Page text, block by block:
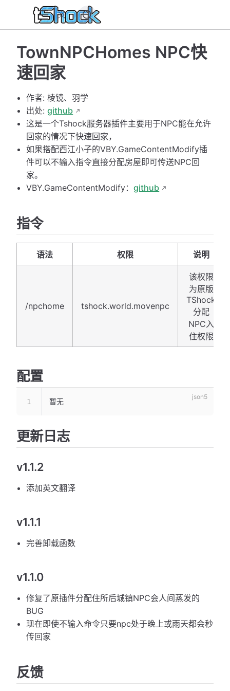
TownNPCHomes NPC快
速回家
作者: 棱镜、羽学
出处:github
这是一个Tshock服务器插件主要用于NPC能在允许
回家的情况下快速回家，
如果搭配西江小子的VBY.GameContentModify插
件可以不输入指令直接分配房屋即可传送NPC回
家。
VBY.GameContentModify：github
指令
语法 权限 说明
/npchome tshock.world.movenpc
该权限
为原版
TShock
分配
NPC入
住权限
配置
暂无
更新日志
v1.1.2
添加英文翻译
v1.1.1
完善卸载函数
v1.1.0
修复了原插件分配住所后城镇NPC会人间蒸发的
BUG
现在即使不输入命令只要npc处于晚上或雨天都会秒
传回家
反馈